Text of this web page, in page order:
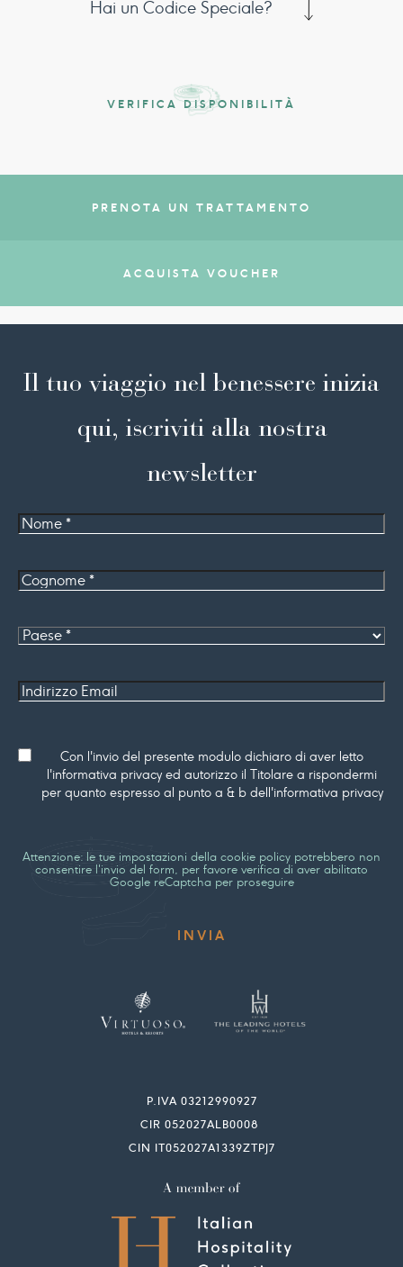
Hai un Codice Speciale?
VERIFICA DISPONIBILITÀ
PRENOTA UN TRATTAMENTO
ACQUISTA VOUCHER
Il tuo viaggio nel benessere inizia
qui, iscriviti alla nostra
newsletter
Nome
Cognome
Paese
Indirizzo
Consenso
Con l'invio del presente modulo dichiaro di aver letto
l'informativa privacy ed autorizzo il Titolare a rispondermi
per quanto espresso al punto a & b dell'informativa privacy
Attenzione: le tue impostazioni della cookie policy potrebbero non
consentire l'invio del form, per favore verifica di aver abilitato
Google reCaptcha per proseguire
P.IVA 03212990927
CIR 052027ALB0008
CIN IT052027A1339ZTPJ7